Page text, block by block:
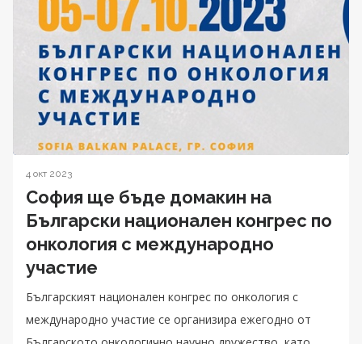
4 окт 2023
София ще бъде домакин на
Български национален конгрес по
онкология с международно
участие
Българският национален конгрес по онкология с
международно участие се организира ежегодно от